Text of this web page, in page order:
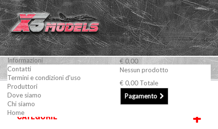
Informazioni
Contatti
Termini e condizioni d'uso
Produttori
Dove siamo
Chi siamo
Home
€ 0,00
Nessun prodotto
€ 0,00 Totale
Pagamento
CATEGORIE